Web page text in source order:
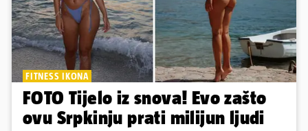
FITNESS IKONA
FOTO Tijelo iz snova! Evo zašto
ovu Srpkinju prati milijun ljudi